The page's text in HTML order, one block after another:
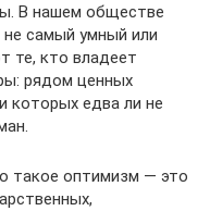
В нашем обществе
самый умный или
те, кто владеет
рядом ценных
которых едва ли не
такое оптимизм — это